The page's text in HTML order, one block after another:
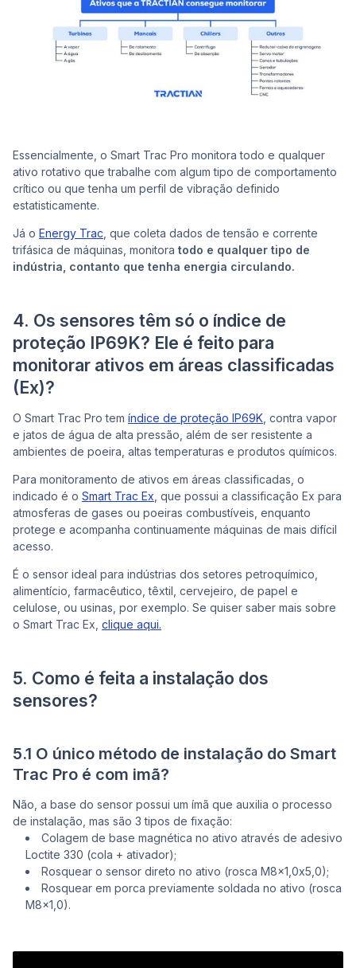
Essencialmente, o Smart Trac Pro monitora todo e qualquer
ativo rotativo que trabalhe com algum tipo de comportamento
crítico ou que tenha um perfil de vibração definido
estatisticamente.
Já o Energy Trac , que coleta dados de tensão e corrente
trifásica de máquinas, monitora todo e qualquer tipo de
indústria, contanto que tenha energia circulando.
4. Os sensores têm só o índice de
proteção IP69K? Ele é feito para
monitorar ativos em áreas classificadas
(Ex)?
O Smart Trac Pro tem índice de proteção IP69K , contra vapor
e jatos de água de alta pressão, além de ser resistente a
ambientes de poeira, altas temperaturas e produtos químicos.
Para monitoramento de ativos em áreas classificadas, o
indicado é o Smart Trac Ex , que possui a classificação Ex para
atmosferas de gases ou poeiras combustíveis, enquanto
protege e acompanha continuamente máquinas de mais difícil
acesso.
É o sensor ideal para indústrias dos setores petroquímico,
alimentício, farmacêutico, têxtil, cervejeiro, de papel e
celulose, ou usinas, por exemplo. Se quiser saber mais sobre
o Smart Trac Ex, clique aqui.
5. Como é feita a instalação dos
sensores?
5.1 O único método de instalação do Smart
Trac Pro é com imã?
Não, a base do sensor possui um ímã que auxilia o processo
de instalação, mas são 3 tipos de fixação:
Colagem de base magnética no ativo através de adesivo
Loctite 330 (cola + ativador);
Rosquear o sensor direto no ativo (rosca M8x1,0x5,0);
Rosquear em porca previamente soldada no ativo (rosca
M8x1,0).